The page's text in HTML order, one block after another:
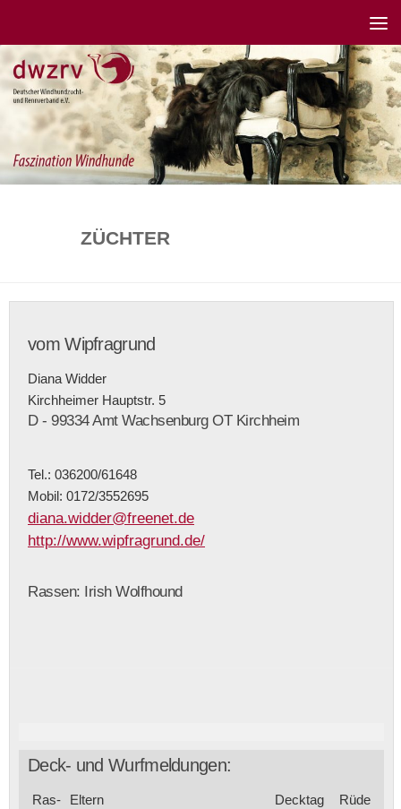
ZÜCHTER
vom Wipfragrund
Diana Widder
Kirchheimer Hauptstr. 5
D - 99334 Amt Wachsenburg OT Kirchheim
Tel.: 036200/61648
Mobil: 0172/3552695
diana.widder@freenet.de
http://www.wipfragrund.de/
Rassen: Irish Wolfhound
Deck- und Wurfmeldungen:
Ras­
Eltern
Deck­tag
Rüde